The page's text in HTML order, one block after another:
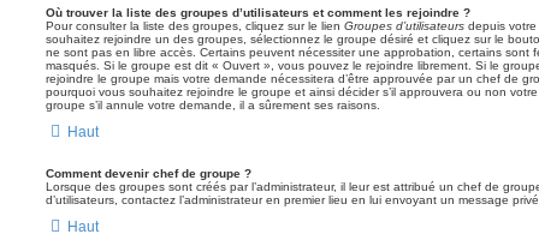
Où trouver la liste des groupes d’utilisateurs et comment les rejoindre ?
Pour consulter la liste des groupes, cliquez sur le lien Groupes d’utilisateurs depuis votre
souhaitez rejoindre un des groupes, sélectionnez le groupe désiré et cliquez sur le
ne sont pas en libre accès. Certains peuvent nécessiter une approbation, certains sont
masqués. Si le groupe est dit « Ouvert », vous pouvez le rejoindre librement. Si le
rejoindre le groupe mais votre demande nécessitera d’être approuvée par un chef de
pourquoi vous souhaitez rejoindre le groupe et ainsi décider s’il approuvera ou non
groupe s’il annule votre demande, il a sûrement ses raisons.
Haut
Comment devenir chef de groupe ?
Lorsque des groupes sont créés par l’administrateur, il leur est attribué un chef de
d’utilisateurs, contactez l’administrateur en premier lieu en lui envoyant un message
Haut